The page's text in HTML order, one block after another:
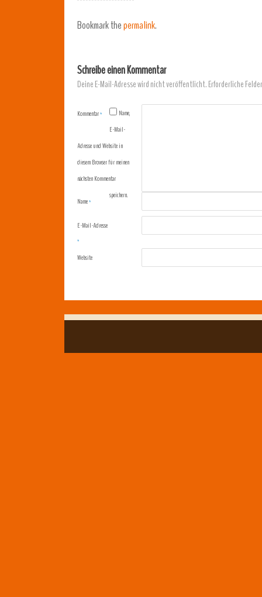
Bookmark thepermalink.
Schreibe einen Kommentar
Deine E-Mail-Adresse wird nicht veröffentlicht.Erforderliche
Kommentar*
Name*
E-Mail-Adresse
*
Website
Name,
E-Mail-
Adresse und Website in
diesem Browser für meinen
nächsten Kommentar
speichern.